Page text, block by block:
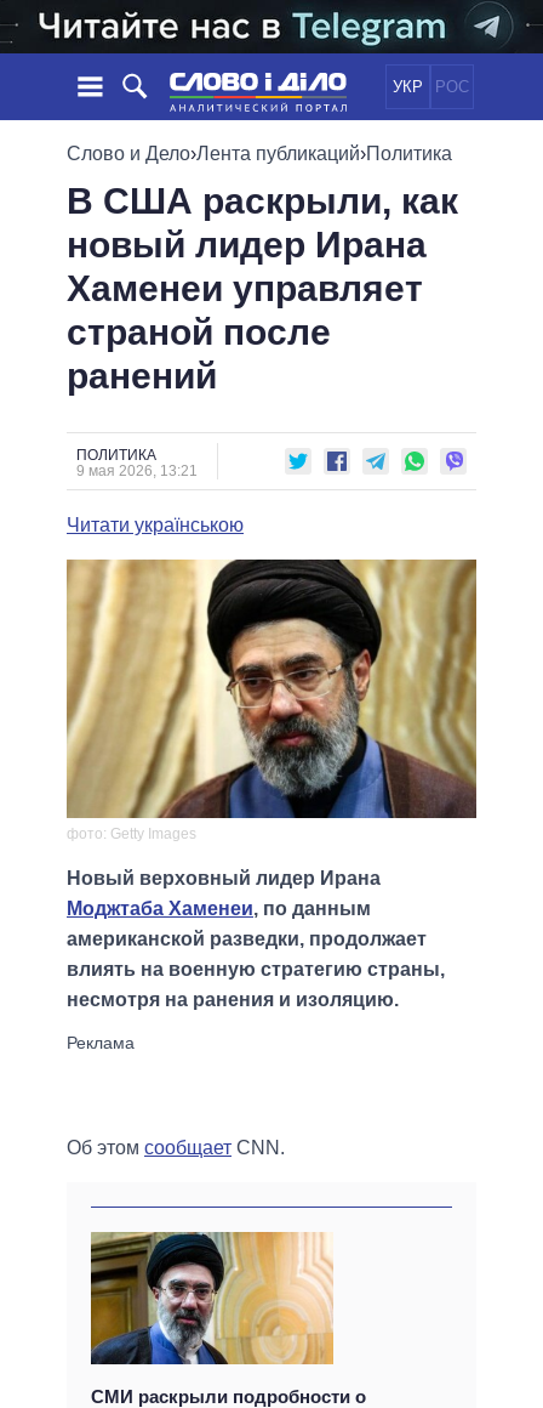
УКР РОС
НОВОСТИ
ЛЕНТА
СОБЫТИЯ
СТАТЬИ
ОБЗОРЫ
ДАЙДЖЕСТЫ
ПОЛИТИКА
ЭКОНОМИКА
ОБЩЕСТВО
ОБЕЩАНИЯ
ПОЛИТИКИ
ВСЕ ПОЛИТИКИ
ПРЕЗИДЕНТ И ОФИС
ВЕРХОВНАЯ РАДА
ГЛАВЫ ОБЛАДМИНИСТРАЦИЙ
МЭРЫ
ВСЕ ПЕРСОНЫ
ИНФОГРАФИКА
СРАВНЕНИЕ ПОЛИТИКОВ
Слово и Дело›Лента публикаций›Политика
В США раскрыли, как
новый лидер Ирана
Хаменеи управляет
страной после
ранений
ПОЛИТИКА
9 мая 2026, 13:21
Читати українською
фото: Getty Images
Новый верховный лидер Ирана
Моджтаба Хаменеи, по данным
американской разведки, продолжает
влиять на военную стратегию страны,
несмотря на ранения и изоляцию.
Об этом сообщает CNN.
СМИ раскрыли подробности о